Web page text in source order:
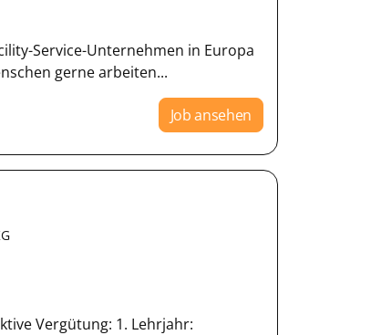
Service-Unternehmen in Europa
gerne arbeiten...
Job ansehen
Vergütung: 1. Lehrjahr: